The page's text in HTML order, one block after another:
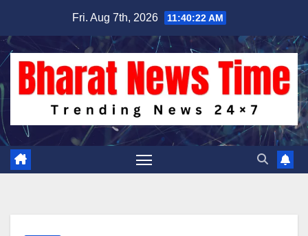
content
Fri. Aug 7th, 2026 11:40:22 AM